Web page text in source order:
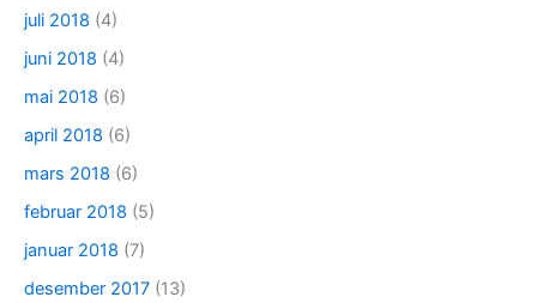
juli 2018 (4)
juni 2018 (4)
mai 2018 (6)
april 2018 (6)
mars 2018 (6)
februar 2018 (5)
januar 2018 (7)
desember 2017 (13)